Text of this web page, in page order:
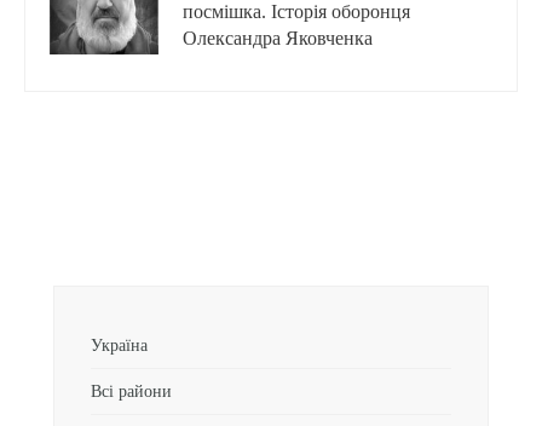
посмішка. Історія оборонця
Олександра Яковченка
Україна
Всі райони